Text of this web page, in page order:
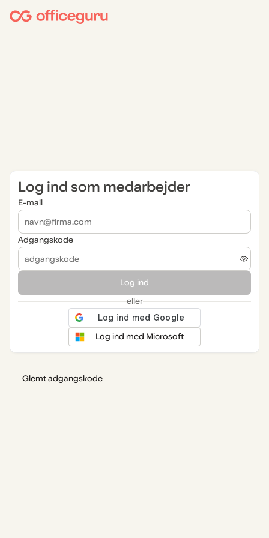
Log ind som medarbejder
E-mail
Adgangskode
Log ind
eller
Log ind med Microsoft
Glemt adgangskode